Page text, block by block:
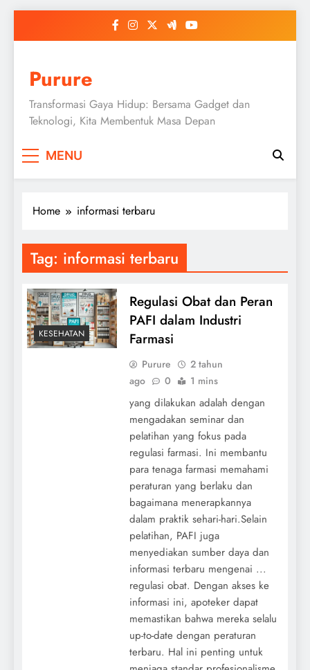
Purure
Transformasi Gaya Hidup: Bersama Gadget dan
Teknologi, Kita Membentuk Masa Depan
MENU
Home informasi terbaru
Tag: informasi terbaru
KESEHATAN
Regulasi Obat dan Peran
PAFI dalam Industri
Farmasi
Purure
2 tahun
ago
0 1 mins
yang dilakukan adalah dengan
mengadakan seminar dan
pelatihan yang fokus pada
regulasi farmasi. Ini membantu
para tenaga farmasi memahami
peraturan yang berlaku dan
bagaimana menerapkannya
dalam praktik sehari-hari.Selain
pelatihan, PAFI juga
menyediakan sumber daya dan
informasi terbaru mengenai ...
regulasi obat. Dengan akses ke
informasi ini, apoteker dapat
memastikan bahwa mereka selalu
up-to-date dengan peraturan
terbaru. Hal ini penting untuk